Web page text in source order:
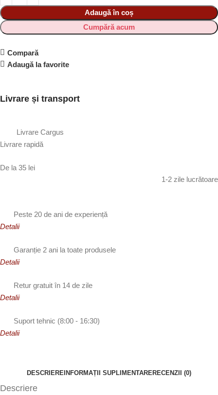
Adaugă în coș
Cumpără acum
Compară
Adaugă la favorite
Livrare și transport
Livrare Cargus
Livrare rapidă
De la 35 lei
1-2 zile lucrătoare
Peste 20 de ani de experiență
Detalii
Garanție 2 ani la toate produsele
Detalii
Retur gratuit în 14 de zile
Detalii
Suport tehnic (8:00 - 16:30)
Detalii
DESCRIEREINFORMAȚII SUPLIMENTARERECENZII (0)
Descriere